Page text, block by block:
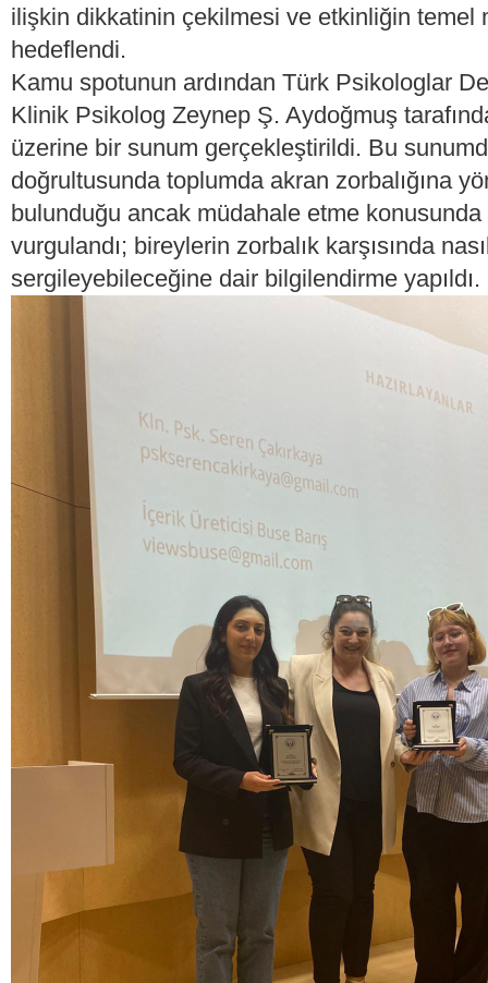
ilişkin dikkatinin çekilmesi ve etkinliğin temel
hedeflendi.
Kamu spotunun ardından Türk Psikologlar
Klinik Psikolog Zeynep Ş. Aydoğmuş
üzerine bir sunum gerçekleştirildi. Bu
doğrultusunda toplumda akran zorbalığına
bulunduğu ancak müdahale etme
vurgulandı; bireylerin zorbalık karşısında
sergileyebileceğine dair bilgilendirme yapıldı.